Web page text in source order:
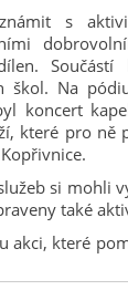
s
Součástí
škol. Na
koncert
které pro ně
si mohli
také
akci, které